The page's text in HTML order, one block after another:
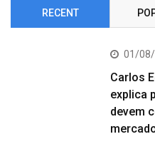
RECENT
01/
Carlos
explica
devem